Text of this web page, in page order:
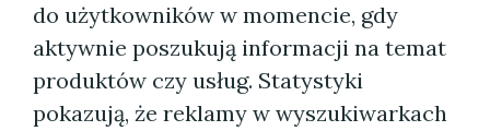
do użytkowników w momencie, gdy
aktywnie poszukują informacji na temat
produktów czy usług. Statystyki
pokazują, że reklamy w wyszukiwarkach